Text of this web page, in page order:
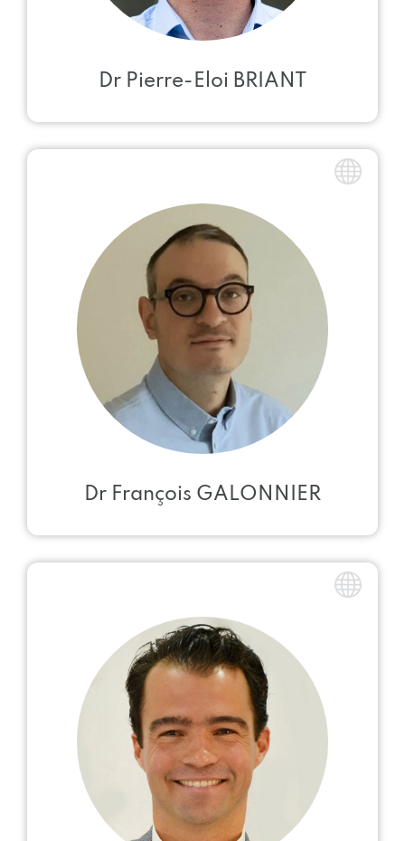
Dr Pierre-Eloi BRIANT
Dr François GALONNIER